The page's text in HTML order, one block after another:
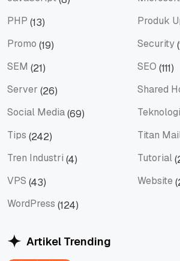
PHP (13) Produk
Promo (19) Security
SEM (21) SEO (111)
Server (26) Shared
Social Media(69) Teknologi
Tips (242) Titan
Tren Industri (4) Tutorial
VPS (43) Website
WordPress (124)
Artikel Trending